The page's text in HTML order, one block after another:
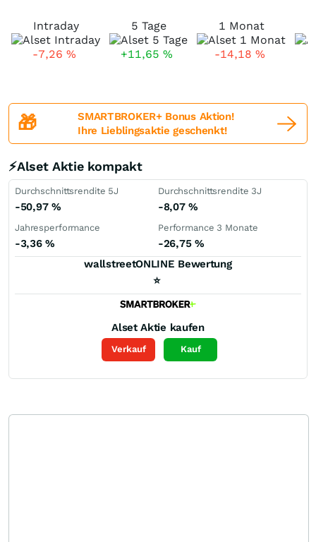
Intraday
-7,26 %
5 Tage
+11,65 %
1 Monat
-14,18 %
🎁
SMARTBROKER+ Bonus Aktion!
Ihre Lieblingsaktie geschenkt!
⚡Alset Aktie kompakt
Durchschnittsrendite 5J
-50,97 %
Durchschnittsrendite 3J
-8,07%
Jahresperformance
-3,36%
Performance 3 Monate
-26,75 %
wallstreetONLINE Bewertung
⭐
Alset Aktie kaufen
Verkauf Kauf